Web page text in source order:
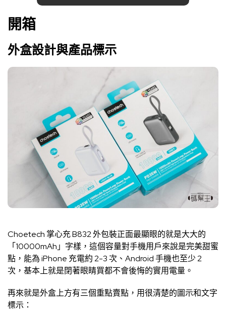
開箱
外盒設計與產品標示
Choetech 掌心充 B832 外包裝正面最顯眼的就是大大的
「10000mAh」字樣，這個容量對手機用戶來說是完美甜蜜
點，能為 iPhone 充電約 2-3 次、Android 手機也至少 2
次，基本上就是閉著眼睛買都不會後悔的實用電量。
再來就是外盒上方有三個重點賣點，用很清楚的圖示和文字
標示：